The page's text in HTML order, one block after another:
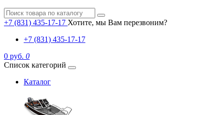
+7 (831) 435-17-17 Хотите, мы Вам перезвоним?
+7 (831) 435-17-17
0 руб. 0
Список категорий
Каталог